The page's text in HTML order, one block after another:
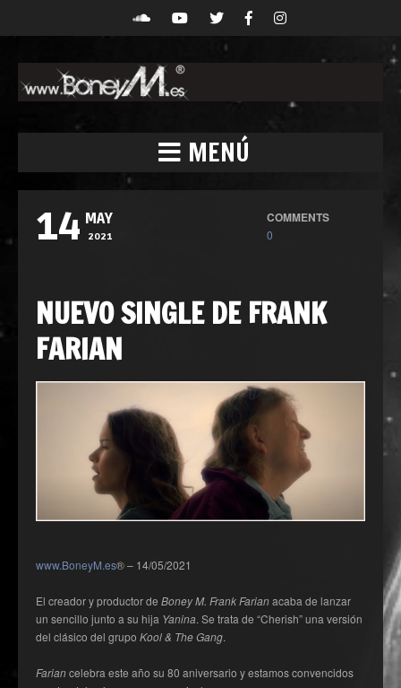
MENÚ
14 MAY
2021
COMMENTS
0
NUEVO SINGLE DE FRANK
FARIAN
www.BoneyM.es® – 14/05/2021
El creador y productor de Boney M. Frank Farianacaba de lanzar
un sencillo junto a su hija Yanina. Se trata de “Cherish” una versión
del clásico del grupo Kool & The Gang.
Fariancelebra este año su 80 aniversario y estamos convencidos